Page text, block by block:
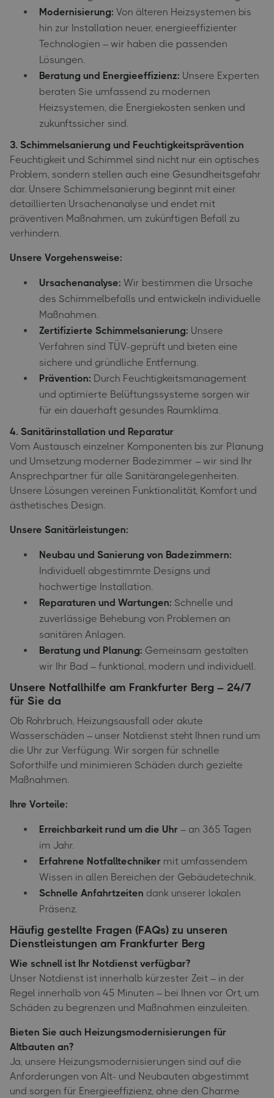
Modernisierung: Von älteren Heizsystemen bis
hin zur Installation neuer, energieeffizienter
Technologien – wir haben die passenden
Lösungen.
Beratung und Energieeffizienz: Unsere Experten
beraten Sie umfassend zu modernen
Heizsystemen, die Energiekosten senken und
zukunftssicher sind.
3. Schimmelsanierung und Feuchtigkeitsprävention
Feuchtigkeit und Schimmel sind nicht nur ein optisches
Problem, sondern stellen auch eine Gesundheitsgefahr
dar. Unsere Schimmelsanierung beginnt mit einer
detaillierten Ursachenanalyse und endet mit
präventiven Maßnahmen, um zukünftigen Befall zu
verhindern.
Unsere Vorgehensweise:
Ursachenanalyse: Wir bestimmen die Ursache
des Schimmelbefalls und entwickeln individuelle
Maßnahmen.
Zertifizierte Schimmelsanierung: Unsere
Verfahren sind TÜV-geprüft und bieten eine
sichere und gründliche Entfernung.
Prävention: Durch Feuchtigkeitsmanagement
und optimierte Belüftungssysteme sorgen wir
für ein dauerhaft gesundes Raumklima.
4. Sanitärinstallation und Reparatur
Vom Austausch einzelner Komponenten bis zur Planung
und Umsetzung moderner Badezimmer – wir sind Ihr
Ansprechpartner für alle Sanitärangelegenheiten.
Unsere Lösungen vereinen Funktionalität, Komfort und
ästhetisches Design.
Unsere Sanitärleistungen:
Neubau und Sanierung von Badezimmern:
Individuell abgestimmte Designs und
hochwertige Installation.
Reparaturen und Wartungen: Schnelle und
zuverlässige Behebung von Problemen an
sanitären Anlagen.
Beratung und Planung: Gemeinsam gestalten
wir Ihr Bad – funktional, modern und individuell.
Unsere Notfallhilfe am Frankfurter Berg – 24/7
für Sie da
Ob Rohrbruch, Heizungsausfall oder akute
Wasserschäden – unser Notdienst steht Ihnen rund um
die Uhr zur Verfügung. Wir sorgen für schnelle
Soforthilfe und minimieren Schäden durch gezielte
Maßnahmen.
Ihre Vorteile:
Erreichbarkeit rund um die Uhr – an 365 Tagen
im Jahr.
Erfahrene Notfalltechniker mit umfassendem
Wissen in allen Bereichen der Gebäudetechnik.
Schnelle Anfahrtzeiten dank unserer lokalen
Präsenz.
Häufig gestellte Fragen (FAQs) zu unseren
Dienstleistungen am Frankfurter Berg
Wie schnell ist Ihr Notdienst verfügbar?
Unser Notdienst ist innerhalb kürzester Zeit – in der
Regel innerhalb von 45 Minuten – bei Ihnen vor Ort, um
Schäden zu begrenzen und Maßnahmen einzuleiten.
Bieten Sie auch Heizungsmodernisierungen für
Altbauten an?
Ja, unsere Heizungsmodernisierungen sind auf die
Anforderungen von Alt- und Neubauten abgestimmt
und sorgen für Energieeffizienz, ohne den Charme